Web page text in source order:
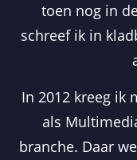
toen nog in
schreef ik in
In 2012 kreeg ik
als
branche. Daar